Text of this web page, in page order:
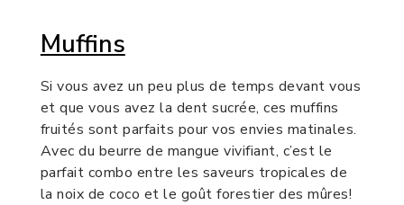
Muffins
Si vous avez un peu plus de temps devant vous
et que vous avez la dent sucrée, ces muffins
fruités sont parfaits pour vos envies matinales.
Avec du beurre de mangue vivifiant, c’est le
parfait combo entre les saveurs tropicales de
la noix de coco et le goût forestier des mûres!